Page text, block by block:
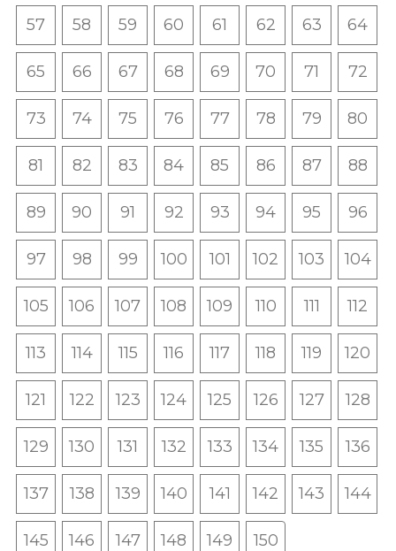
57 58 59 60 61 62 63 64
65 66 67 68 69 70 71 72
73 74 75 76 77 78 79 80
81 82 83 84 85 86 87 88
89 90 91 92 93 94 95 96
97 98 99 100 101 102 103 104
105 106 107 108 109 110 111 112
113 114 115 116 117 118 119 120
121 122 123 124 125 126 127 128
129 130 131 132 133 134 135 136
137 138 139 140 141 142 143 144
145 146 147 148 149 150